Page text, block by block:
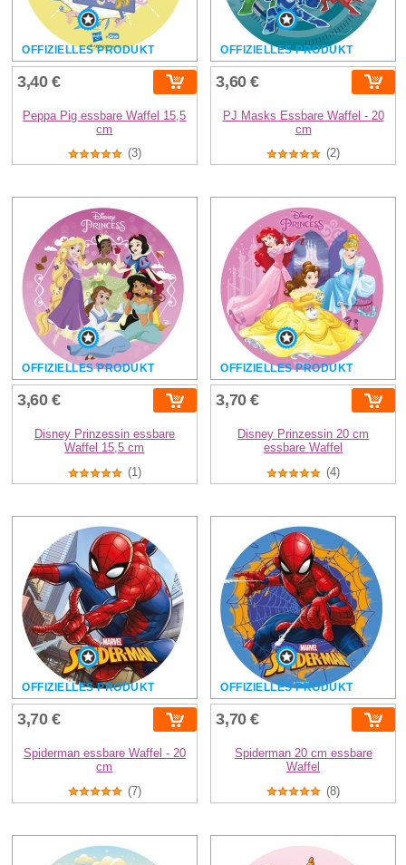
OFFIZIELLES PRODUKT
3,40 €
Peppa Pig essbare Waffel 15,5
cm
(3)
OFFIZIELLES PRODUKT
3,60 €
PJ Masks Essbare Waffel - 20
cm
(2)
OFFIZIELLES PRODUKT
3,60 €
Disney Prinzessin essbare
Waffel 15,5 cm
(1)
OFFIZIELLES PRODUKT
3,70 €
Disney Prinzessin 20 cm
essbare Waffel
(4)
OFFIZIELLES PRODUKT
3,70 €
Spiderman essbare Waffel - 20
cm
(7)
OFFIZIELLES PRODUKT
3,70 €
Spiderman 20 cm essbare
Waffel
(8)